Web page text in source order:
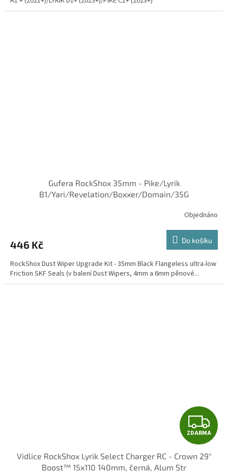
Gufera RockShox 35mm - Pike/Lyrik
B1/Yari/Revelation/Boxxer/Domain/35G
Objednáno
446 Kč Do košíku
RockShox Dust Wiper Upgrade Kit - 35mm Black Flangeless ultra-low
Friction SKF Seals (v balení Dust Wipers, 4mm a 6mm pěnové...
Z
D
ZDARMA
Vidlice RockShox Lyrik Select Charger RC - Crown 29"
Boost™ 15x110 140mm, černá, Alum Str